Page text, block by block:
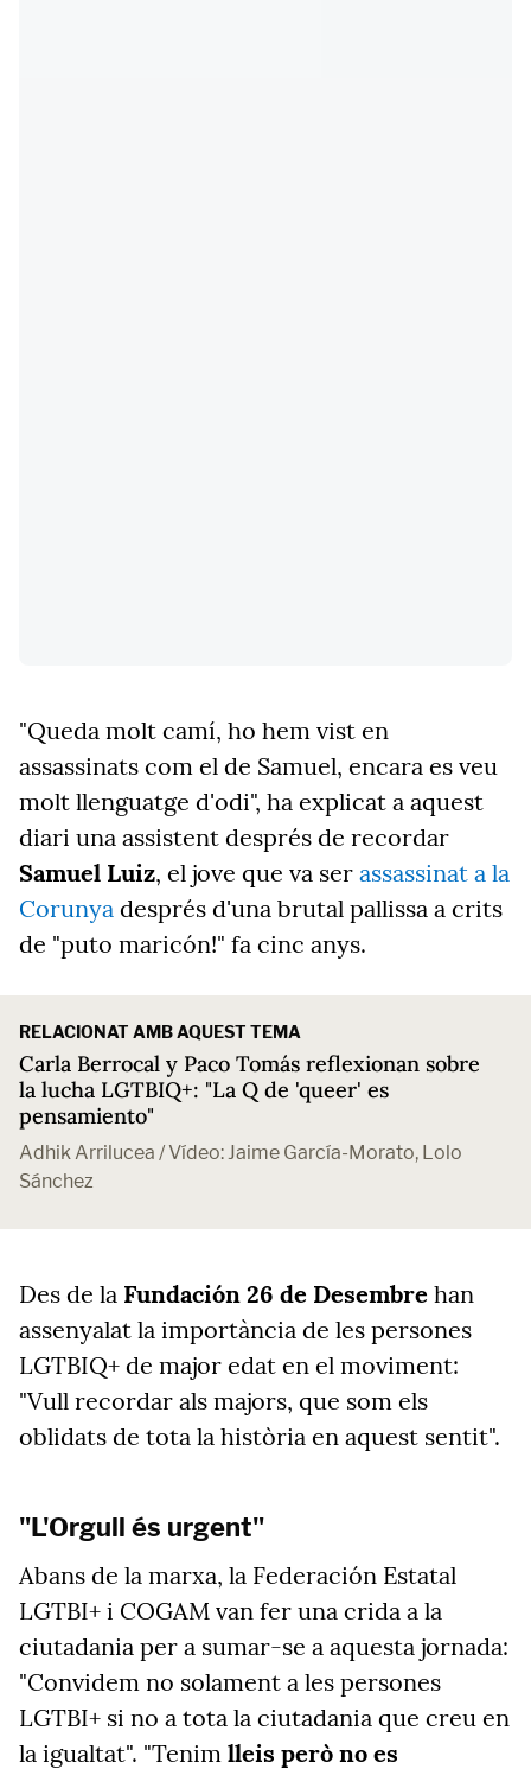
"Queda molt camí, ho hem vist en
assassinats com el de Samuel, encara es veu
molt llenguatge d'odi", ha explicat a aquest
diari una assistent després de recordar
Samuel Luiz, el jove que va ser assassinat a la
Corunya després d'una brutal pallissa a crits
de "puto maricón!" fa cinc anys.
RELACIONAT AMB AQUEST TEMA
Carla Berrocal y Paco Tomás reflexionan sobre
la lucha LGTBIQ+: "La Q de 'queer' es
pensamiento"
Adhik Arrilucea / Vídeo: Jaime García-Morato, Lolo
Sánchez
Des de la Fundación 26 de Desembre han
assenyalat la importància de les persones
LGTBIQ+ de major edat en el moviment:
"Vull recordar als majors, que som els
oblidats de tota la història en aquest sentit".
"L'Orgull és urgent"
Abans de la marxa, la Federación Estatal
LGTBI+ i COGAM van fer una crida a la
ciutadania per a sumar-se a aquesta jornada:
"Convidem no solament a les persones
LGTBI+ si no a tota la ciutadania que creu en
la igualtat". "Tenim lleis però no es